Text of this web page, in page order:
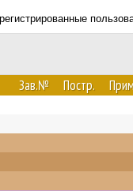
Зав.№ Постр.